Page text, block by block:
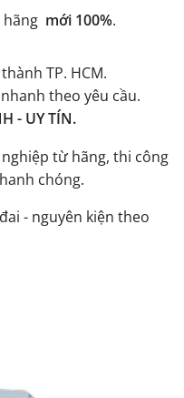
hãng mới 100%.
TP. HCM.
theo yêu cầu.
- UY TÍN.
từ hãng, thi công
chóng.
- nguyên kiện theo